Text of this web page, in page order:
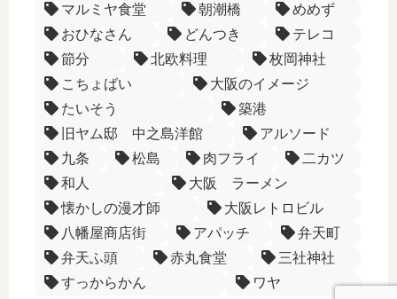
マルミヤ食堂
朝潮橋
めめず
おひなさん
どんつき
テレコ
節分
北欧料理
枚岡神社
こちょばい
大阪のイメージ
たいそう
築港
旧ヤム邸 中之島洋館
アルソード
九条
松島 肉フライ
二カツ
和人
大阪 ラーメン
懐かしの漫才師
大阪レトロビル
八幡屋商店街
アパッチ
弁天町
弁天ふ頭
赤丸食堂
三社神社
すっからかん
ワヤ